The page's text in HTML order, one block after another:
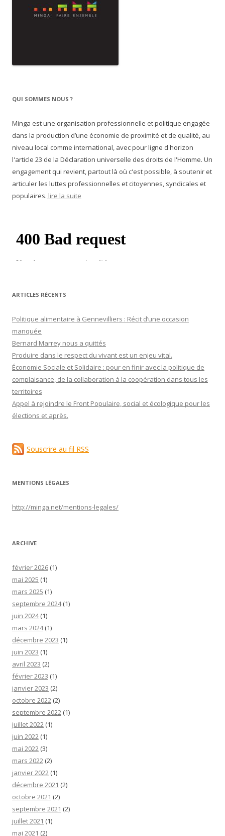
QUI SOMMES NOUS ?
Minga est une organisation professionnelle et politique engagée
dans la production d’une économie de proximité et de qualité, au
niveau local comme international, avec pour ligne d'horizon
l'article 23 de la Déclaration universelle des droits de l'Homme. Un
engagement qui revient, partout là où c'est possible, à soutenir et
articuler les luttes professionnelles et citoyennes, syndicales et
populaires. lire la suite
ARTICLES RÉCENTS
Politique alimentaire à Gennevilliers : Récit d’une occasion
manquée
Bernard Marrey nous a quittés
Produire dans le respect du vivant est un enjeu vital.
Économie Sociale et Solidaire : pour en finir avec la politique de
complaisance, de la collaboration à la coopération dans tous les
territoires
Appel à rejoindre le Front Populaire, social et écologique pour les
élections et après.
Souscrire au fil RSS
MENTIONS LÉGALES
http://minga.net/mentions-legales/
ARCHIVE
février 2026 (1)
mai 2025 (1)
mars 2025 (1)
septembre 2024(1)
juin 2024(1)
mars 2024(1)
décembre 2023 (1)
juin 2023 (1)
avril 2023 (2)
février 2023 (1)
janvier 2023 (2)
octobre 2022 (2)
septembre 2022 (1)
juillet 2022 (1)
juin 2022 (1)
mai 2022 (3)
mars 2022 (2)
janvier 2022 (1)
décembre 2021 (2)
octobre 2021 (2)
septembre 2021 (2)
juillet 2021 (1)
mai 2021 (2)